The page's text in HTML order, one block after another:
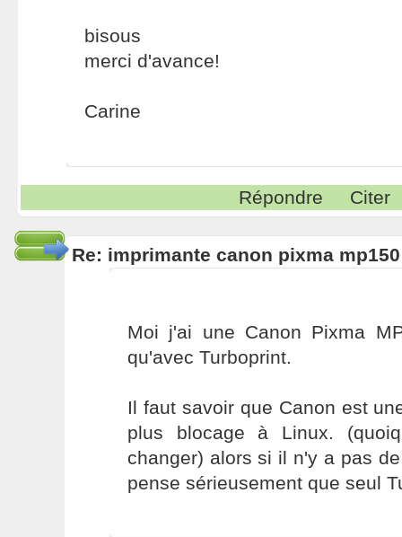
bisous
merci d'avance!
Carine
Répondre Citer
Re: imprimante canon pixma mp150
Moi j'ai une Canon Pixma
qu'avec Turboprint.
Il faut savoir que Canon est
plus blocage à Linux.
changer) alors si il n'y a pas
pense sérieusement que seul